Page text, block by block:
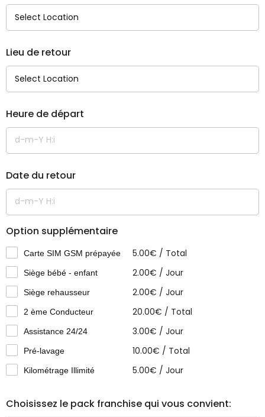
Lieu de retour
Heure de départ
Date du retour
Option supplémentaire
Carte SIM GSM prépayée 5.00€ / Total
Siège bébé - enfant 2.00€ / Jour
Siège rehausseur 2.00€ / Jour
2 ème Conducteur 20.00€ / Total
Assistance 24/24 3.00€ / Jour
Pré-lavage 10.00€ / Total
Kilométrage Illimité 5.00€ / Jour
Choisissez le pack franchise qui vous convient: